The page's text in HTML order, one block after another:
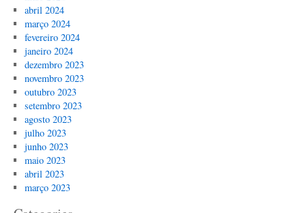
abril 2024
março 2024
fevereiro 2024
janeiro 2024
dezembro 2023
novembro 2023
outubro 2023
setembro 2023
agosto 2023
julho 2023
junho 2023
maio 2023
abril 2023
março 2023